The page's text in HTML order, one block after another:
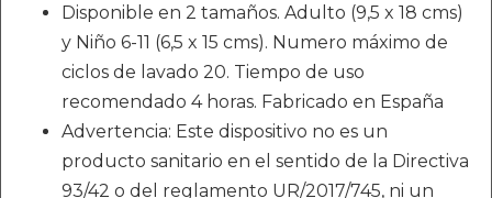
Disponible en 2 tamaños. Adulto (9,5 x 18 cms)
y Niño 6-11 (6,5 x 15 cms). Numero máximo de
ciclos de lavado 20. Tiempo de uso
recomendado 4 horas. Fabricado en España
Advertencia: Este dispositivo no es un
producto sanitario en el sentido de la Directiva
93/42 o del reglamento UR/2017/745, ni un